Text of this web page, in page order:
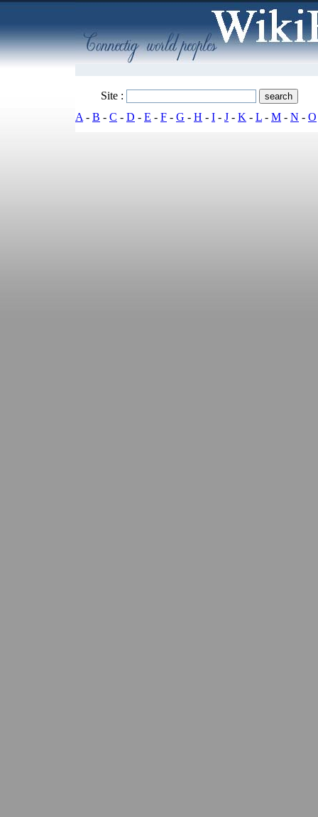
Site :
A - B - C - D - E - F - G - H - I - J - K - L - M - N - O